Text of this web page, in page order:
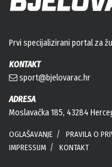
Prvi specijalizirani portal za
KONTAKT
sport@bjelovarac.hr
ADRESA
Moslavačka 185, 43284
OGLAŠAVANJE PRAVILA O
IMPRESSUM
KONTAKT